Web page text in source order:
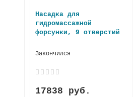
Насадка для
гидромассажной
форсунки, 9 отверстий
Закончился
17838 руб.